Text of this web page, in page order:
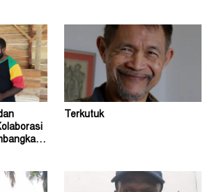
Terkutuk